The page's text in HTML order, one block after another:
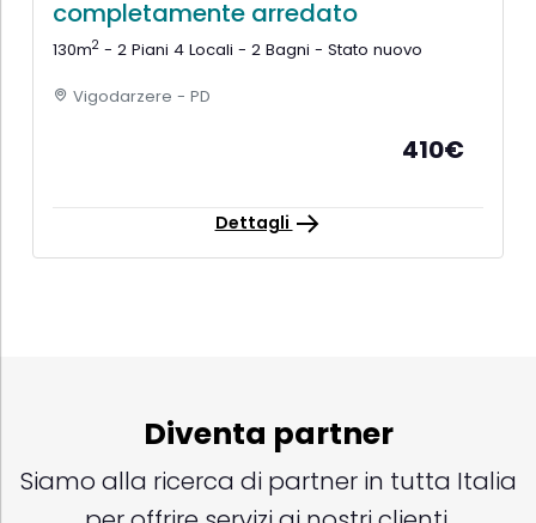
completamente arredato
130m2 - 2 Piani 4 Locali - 2 Bagni - Stato nuovo
Vigodarzere - PD
410€
Dettagli
Diventa partner
Siamo alla ricerca di partner in tutta Italia